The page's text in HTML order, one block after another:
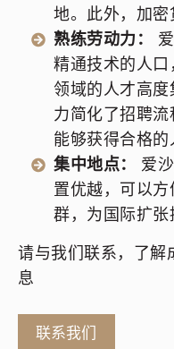
地。此外，加密
熟练劳动力：
精通技术的人
领域的人才高
力简化了招聘
能够获得合格的
集中地点：
爱
置优越，可以
群，为国际扩张
请与我们联系，了解
息
联系我们